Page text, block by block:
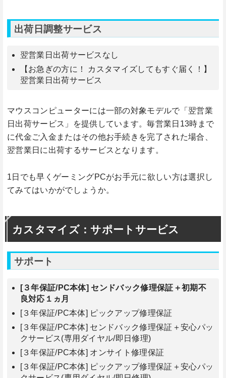
出荷日調整サービス
翌営業日出荷サービスなし
【お急ぎの方に！ カスタマイズしてもすぐ届く！】
翌営業日出荷サービス
マウスコンピューターには一部の対象モデルで「翌営業
日出荷サービス」を提供しています。毎営業日13時まで
に代金ご入金またはその他お手続きを完了された場合、
翌営業日に出荷するサービスとなります。
1日でも早くゲーミングPCがお手元に欲しい方は選択し
てみてはいかがでしょうか。
カスタマイズ：サポートサービス
サポート
[３年保証/PC本体] センドバック修理保証＋初期不
良対応１ヵ月
[３年保証/PC本体] ピックアップ修理保証
[３年保証/PC本体] センドバック修理保証＋安心パッ
クサービス(専用ダイヤル/即日修理)
[３年保証/PC本体] オンサイト修理保証
[３年保証/PC本体] ピックアップ修理保証＋安心パッ